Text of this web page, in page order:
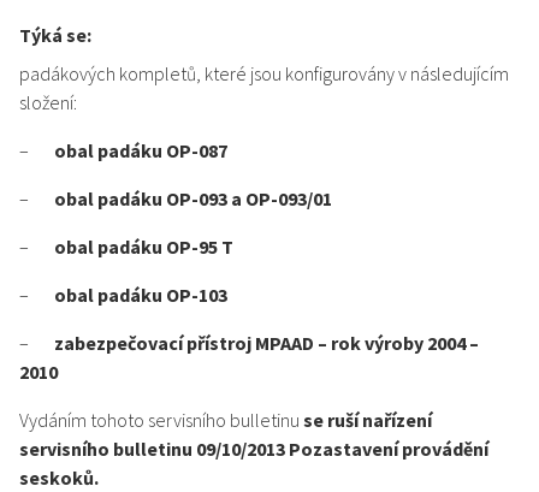
Týká se:
padákových kompletů, které jsou konfigurovány v následujícím
složení:
– obal padáku OP-087
– obal padáku OP-093 a OP-093/01
– obal padáku OP-95 T
– obal padáku OP-103
– zabezpečovací přístroj MPAAD – rok výroby 2004 –
2010
Vydáním tohoto servisního bulletinu se ruší nařízení
servisního bulletinu 09/10/2013 Pozastavení provádění
seskoků.